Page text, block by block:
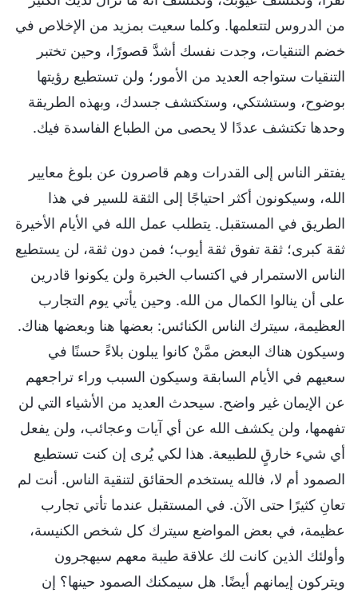
من الدروس لتتعلمها. وكلما سعيت بمزيد من الإخلاص في
خضم التنقيات، وجدت نفسك أشدَّ قصورًا، وحين تختبر
التنقيات ستواجه العديد من الأمور؛ ولن تستطيع رؤيتها
بوضوح، وستشتكي، وستكتشف جسدك، وبهذه الطريقة
وحدها تكتشف عددًا لا يحصى من الطباع الفاسدة فيك.
يفتقر الناس إلى القدرات وهم قاصرون عن بلوغ معايير
الله، وسيكونون أكثر احتياجًا إلى الثقة للسير في هذا
الطريق في المستقبل. يتطلب عمل الله في الأيام الأخيرة
ثقة كبرى؛ ثقة تفوق ثقة أيوب؛ فمن دون ثقة، لن يستطيع
الناس الاستمرار في اكتساب الخبرة ولن يكونوا قادرين
على أن ينالوا الكمال من الله. وحين يأتي يوم التجارب
العظيمة، سيترك الناس الكنائس: بعضها هنا وبعضها هناك.
وسيكون هناك البعض ممَّنْ كانوا يبلون بلاءً حسنًا في
سعيهم في الأيام السابقة وسيكون السبب وراء تراجعهم
عن الإيمان غير واضح. سيحدث العديد من الأشياء التي لن
تفهمها، ولن يكشف الله عن أي آيات وعجائب، ولن يفعل
أي شيء خارقٍ للطبيعة. هذا لكي يُرى إن كنت تستطيع
الصمود أم لا، فالله يستخدم الحقائق لتنقية الناس. أنت لم
تعانِ كثيرًا حتى الآن. في المستقبل عندما تأتي تجارب
عظيمة، في بعض المواضع سيترك كل شخص الكنيسة،
وأولئك الذين كانت لك علاقة طيبة معهم سيهجرون
ويتركون إيمانهم أيضًا. هل سيمكنك الصمود حينها؟ إن